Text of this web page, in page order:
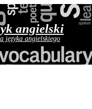
angielski
języka angielskiego